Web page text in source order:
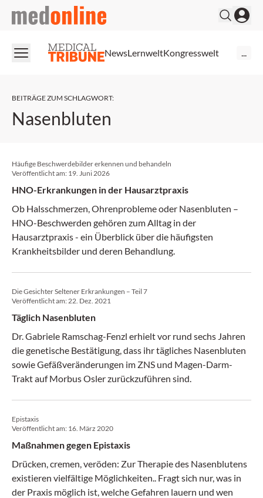
medonline
NewsLernweltKongresswelt
BEITRÄGE ZUM SCHLAGWORT:
Nasenbluten
Häufige Beschwerdebilder erkennen und behandeln
Veröffentlicht am: 19. Juni 2026
HNO-Erkrankungen in der Hausarztpraxis
Ob Halsschmerzen, Ohrenprobleme oder Nasenbluten –
HNO-Beschwerden gehören zum Alltag in der
Hausarztpraxis - ein Überblick über die häufigsten
Krankheitsbilder und deren Behandlung.
Die Gesichter Seltener Erkrankungen – Teil 7
Veröffentlicht am:22. Dez. 2021
Täglich Nasenbluten
Dr. Gabriele Ramschag-Fenzl erhielt vor rund sechs Jahren
die genetische Bestätigung, dass ihr tägliches Nasenbluten
sowie Gefäßveränderungen im ZNS und Magen-Darm-
Trakt auf Morbus Osler zurückzuführen sind.
Epistaxis
Veröffentlicht am: 16. März 2020
Maßnahmen gegen Epistaxis
Drücken, cremen, veröden: Zur Therapie des Nasenblutens
existieren vielfältige Möglichkeiten.. Fragt sich nur, was in
der Praxis möglich ist, welche Gefahren lauern und wen